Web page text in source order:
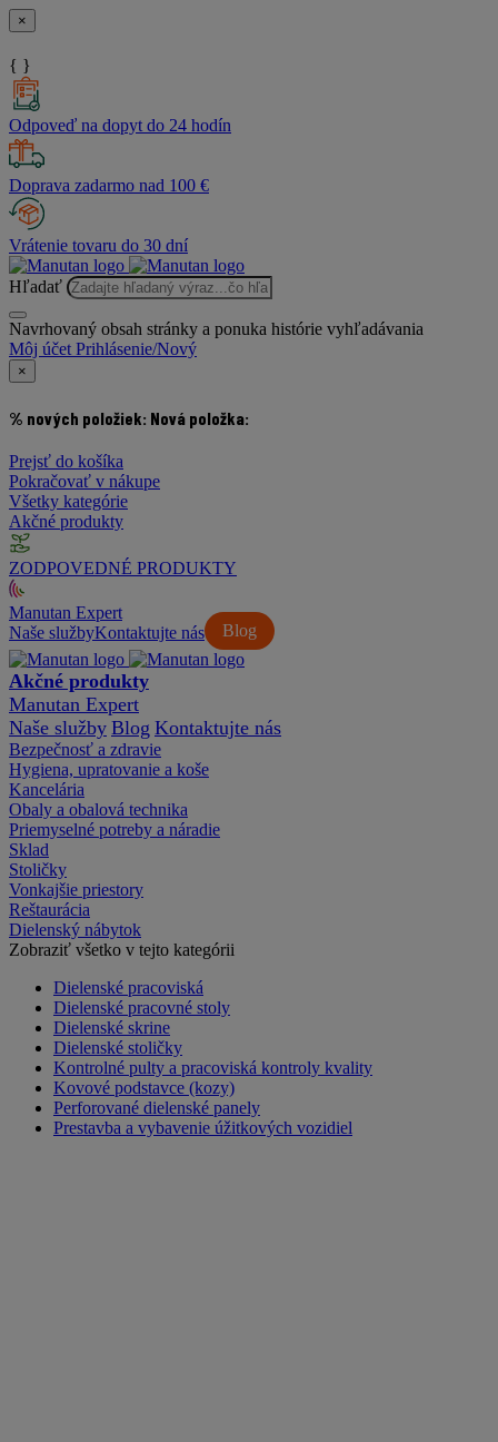
×
{ }
Odpoveď na dopyt do 24 hodín
Doprava zadarmo nad 100 €
Vrátenie tovaru do 30 dní
Hľadať
Navrhovaný obsah stránky a ponuka histórie vyhľadávania
Môj účet Prihlásenie/Nový
×
% nových položiek: Nová položka:
Prejsť do košíka
Pokračovať v nákupe
Všetky kategórie
Akčné produkty
ZODPOVEDNÉ PRODUKTY
Manutan Expert
Naše služby
Blog
Kontaktujte nás
Akčné produkty
Manutan Expert
Naše služby Blog Kontaktujte nás
Bezpečnosť a zdravie
Hygiena, upratovanie a koše
Kancelária
Obaly a obalová technika
Priemyselné potreby a náradie
Sklad
Stoličky
Vonkajšie priestory
Reštaurácia
Dielenský nábytok
Zobraziť všetko v tejto kategórii
Dielenské pracoviská
Dielenské pracovné stoly
Dielenské skrine
Dielenské stoličky
Kontrolné pulty a pracoviská kontroly kvality
Kovové podstavce (kozy)
Perforované dielenské panely
Prestavba a vybavenie úžitkových vozidiel